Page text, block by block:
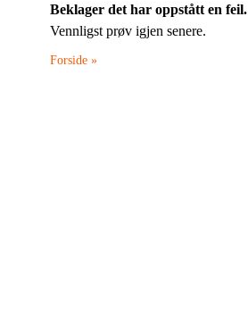
Beklager det har oppstått en feil.
Vennligst prøv igjen senere.
Forside »